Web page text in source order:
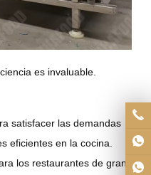
es invaluable.
satisfacer las demandas
eficientes en la cocina.
los restaurantes de gran